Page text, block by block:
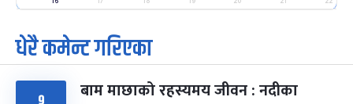
७
आइत
पूर्णिमा व्रत
चैत्र ७, २०८३-Mar 21, 2027
८ फागुपूर्णिमा ७ महिना बाँकी
धेरै कमेन्ट गरिएका
बाम माछाको रहस्यमय जीवन : नदीका